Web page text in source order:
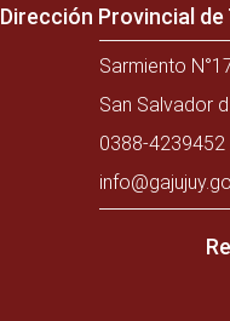
Dirección Provincial
Sarmiento
San Salvador
0388-